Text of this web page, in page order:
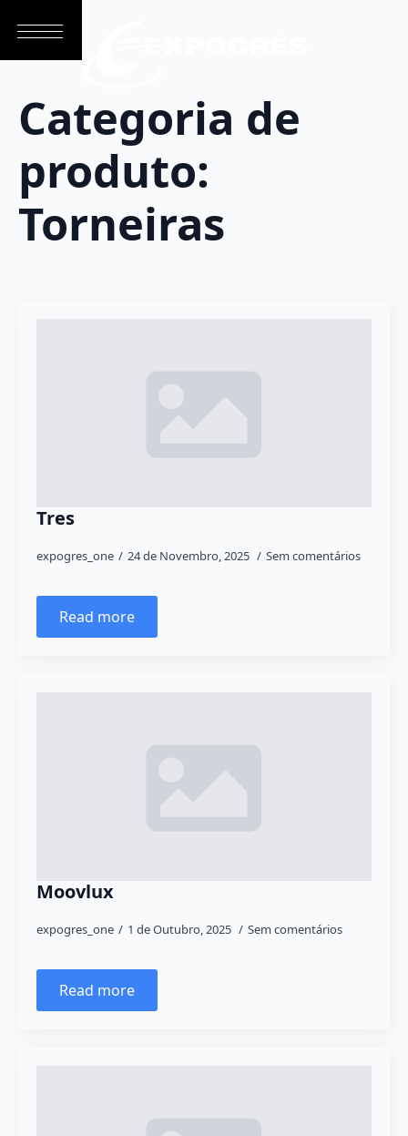
Categoria de
produto:
Torneiras
Tres
expogres_one 24 de Novembro, 2025 Sem comentários
Read more
Moovlux
expogres_one 1 de Outubro, 2025 Sem comentários
Read more